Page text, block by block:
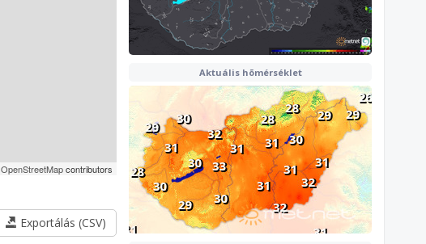
OpenStreetMapcontributors
Exportálás (CSV)
Aktuális hõmérséklet